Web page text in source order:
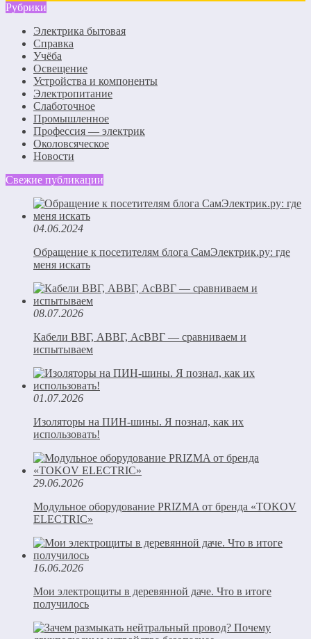
Рубрики
Электрика бытовая
Справка
Учёба
Освещение
Устройства и компоненты
Электропитание
Слаботочное
Промышленное
Профессия — электрик
Околовсяческое
Новости
Свежие публикации
04.06.2024
Обращение к посетителям блога СамЭлектрик.ру: где
меня искать
08.07.2026
Кабели ВВГ, АВВГ, АсВВГ — сравниваем и
испытываем
01.07.2026
Изоляторы на ПИН-шины. Я познал, как их
использовать!
29.06.2026
Модульное оборудование PRIZMA от бренда «TOKOV
ELECTRIC»
16.06.2026
Мои электрощиты в деревянной даче. Что в итоге
получилось